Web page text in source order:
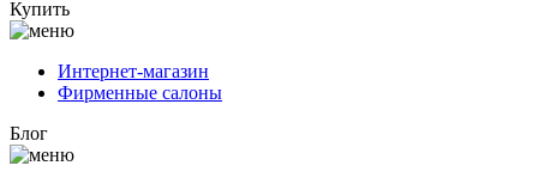
Купить
Интернет-магазин
Фирменные салоны
Блог